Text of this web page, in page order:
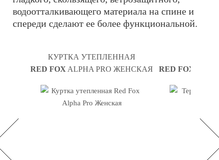
водоотталкивающего материала на спине и
спереди сделают ее более функциональной.
КУРТКА УТЕПЛЕННАЯ
RED FOX ALPHA PRO ЖЕНСКАЯ
RED FOX